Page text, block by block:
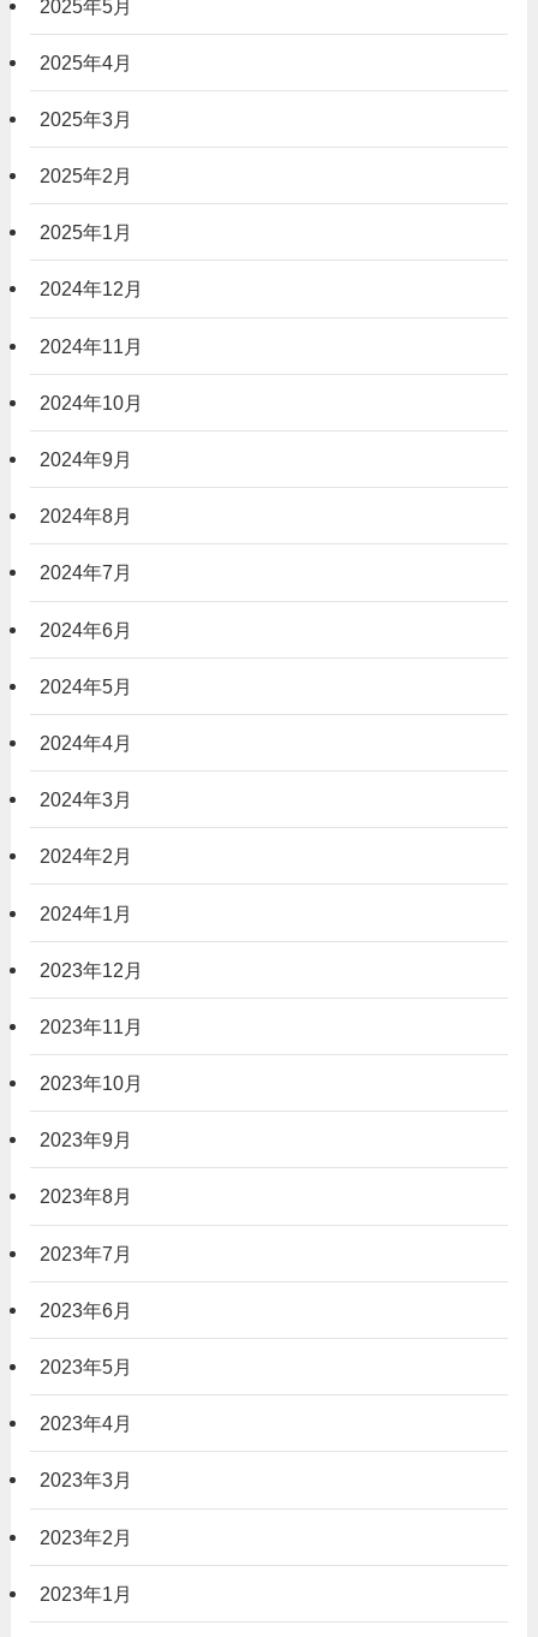
2025年5月
2025年4月
2025年3月
2025年2月
2025年1月
2024年12月
2024年11月
2024年10月
2024年9月
2024年8月
2024年7月
2024年6月
2024年5月
2024年4月
2024年3月
2024年2月
2024年1月
2023年12月
2023年11月
2023年10月
2023年9月
2023年8月
2023年7月
2023年6月
2023年5月
2023年4月
2023年3月
2023年2月
2023年1月